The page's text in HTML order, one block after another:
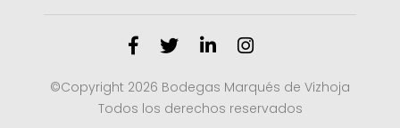
Facebook
TwitterLinkedinInstagram
©Copyright 2026 Bodegas Marqués de Vizhoja
Todos los derechos reservados